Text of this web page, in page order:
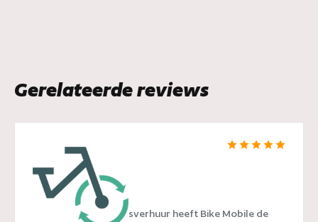
Gerelateerde reviews
Bike Mobile
In de wereld van fietsverhuur heeft Bike Mobile de